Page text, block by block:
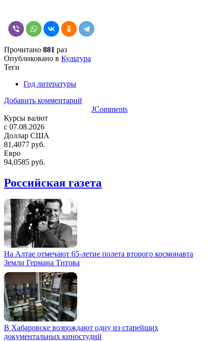
Прочитано 881 раз
Опубликовано в Культура
Теги
Год литературы
Добавить комментарий
JComments
Курсы валют
c 07.08.2026
Доллар США
81,4077 руб.
Евро
94,0585 руб.
Российская газета
На Алтае отмечают 65-летие полета второго космонавта
Земли Германа Титова
В Хабаровске возрождают одну из старейших
документальных киностудий